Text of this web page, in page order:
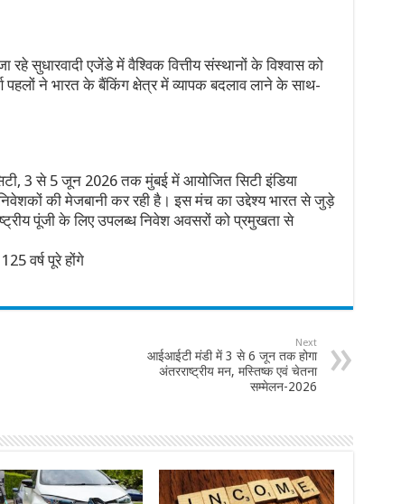
रहे सुधारवादी एजेंडे में वैश्विक वित्तीय संस्थानों के विश्वास को
पहलों ने भारत के बैंकिंग क्षेत्र में व्यापक बदलाव लाने के साथ-
3 से 5 जून 2026 तक मुंबई में आयोजित सिटी इंडिया
की मेजबानी कर रही है। इस मंच का उद्देश्य भारत से जुड़े
पूंजी के लिए उपलब्ध निवेश अवसरों को प्रमुखता से
वर्ष पूरे होंगे
Next
आईआईटी मंडी में 3 से 6 जून तक होगा
अंतरराष्ट्रीय मन, मस्तिष्क एवं चेतना
सम्मेलन-2026